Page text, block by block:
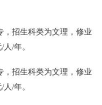
，招生科类为文理，修业
/年。
，招生科类为文理，修业
/年。